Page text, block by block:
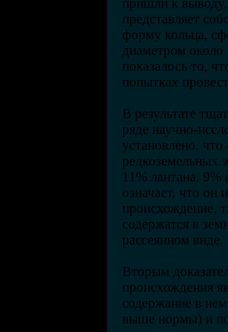
пришли к
представляет
форму кольца,
диаметром
показалось то,
попытках
В результате
ряде научно-
установлено,
редкоземельных
11% лантана,
означает, что он
происхождение,
содержатся в
рассеянном виде.
Вторым
происхождения
содержание в
выше нормы) и